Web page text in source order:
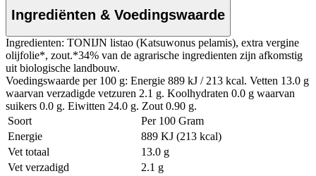
Ingrediënten & Voedingswaarde
Ingredienten: TONIJN listao (Katsuwonus pelamis), extra vergine
olijfolie*, zout.*34% van de agrarische ingredienten zijn afkomstig
uit biologische landbouw.
Voedingswaarde per 100 g: Energie 889 kJ / 213 kcal. Vetten 13.0 g
waarvan verzadigde vetzuren 2.1 g. Koolhydraten 0.0 g waarvan
suikers 0.0 g. Eiwitten 24.0 g. Zout 0.90 g.
Soort
Per 100 Gram
Energie
889 KJ (213 kcal)
Vet totaal
13.0 g
Vet verzadigd
2.1 g